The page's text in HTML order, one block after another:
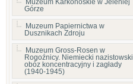
Muzeum Karkonoskie w Jeleniej
Górze
Muzeum Papiernictwa w
Dusznikach Zdroju
Muzeum Gross-Rosen w
Rogoźnicy. Niemiecki nazistowski
obóz koncentracyjny i zagłady
(1940-1945)